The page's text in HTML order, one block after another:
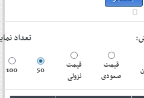
تعداد
قیمت
صعودی
قیمت
نزولی
50
100